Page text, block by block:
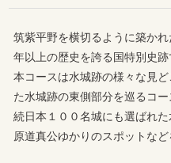
筑紫平野を横切るように築か
年以上の歴史を誇る国特別史跡
本コースは水城跡の様々な見
た水城跡の東側部分を巡るコー
続日本１００名城にも選ばれ
原道真公ゆかりのスポットなど